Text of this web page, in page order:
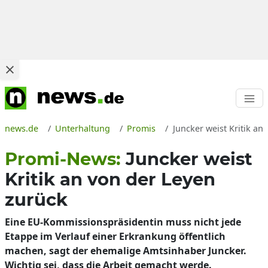
news.de Unterhaltung Promis Juncker weist Kritik
Promi-News:Juncker weist
Kritik an von der Leyen
zurück
Eine EU-Kommissionspräsidentin muss nicht jede
Etappe im Verlauf einer Erkrankung öffentlich
machen, sagt der ehemalige Amtsinhaber Juncker.
Wichtig sei, dass die Arbeit gemacht werde.